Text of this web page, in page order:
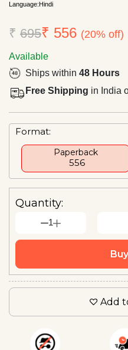
Language:Hindi
₹ 695₹ 556 (20% off)
Available
Ships within 48 Hours
Free Shipping in India
Format:
Paperback
₹ 556
Quantity:
1
Add